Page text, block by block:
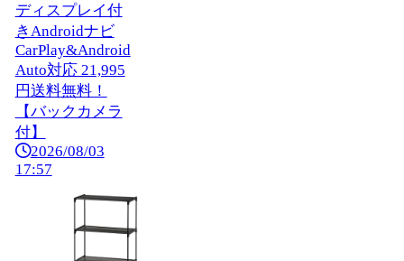
ディスプレイ付
きAndroidナビ
CarPlay&Android
Auto対応 21,995
円送料無料！
【バックカメラ
付】
2026/08/03
17:57